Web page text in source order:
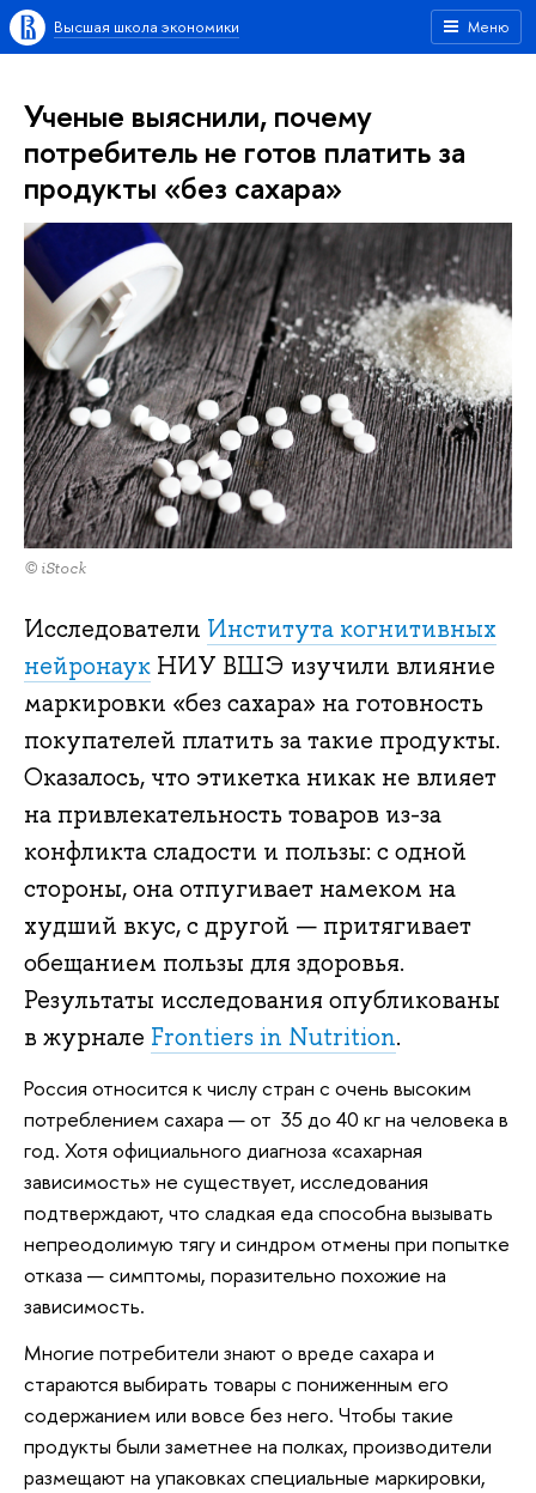
Меню
Высшая школа экономики
Ученые выяснили, почему
потребитель не готов платить за
продукты «без сахара»
© iStock
Исследователи Института когнитивных
нейронаук НИУ ВШЭ изучили влияние
маркировки «без сахара» на готовность
покупателей платить за такие продукты.
Оказалось, что этикетка никак не влияет
на привлекательность товаров из-за
конфликта сладости и пользы: с одной
стороны, она отпугивает намеком на
худший вкус, с другой — притягивает
обещанием пользы для здоровья.
Результаты исследования опубликованы
в журнале Frontiers in Nutrition.
Россия относится к числу стран с очень высоким
потреблением сахара — от 35 до 40 кг на человека в
год. Хотя официального диагноза «сахарная
зависимость» не существует, исследования
подтверждают, что сладкая еда способна вызывать
непреодолимую тягу и синдром отмены при попытке
отказа — симптомы, поразительно похожие на
зависимость.
Многие потребители знают о вреде сахара и
стараются выбирать товары с пониженным его
содержанием или вовсе без него. Чтобы такие
продукты были заметнее на полках, производители
размещают на упаковках специальные маркировки,